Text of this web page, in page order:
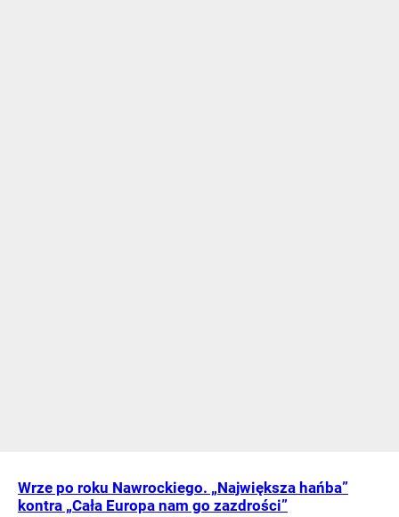
Wrze po roku Nawrockiego. „Największa hańba”
kontra „Cała Europa nam go zazdrości”